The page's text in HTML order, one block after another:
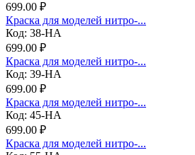
699.00 ₽
Краска для моделей нитро-...
Код: 38-НА
699.00 ₽
Краска для моделей нитро-...
Код: 39-НА
699.00 ₽
Краска для моделей нитро-...
Код: 45-НА
699.00 ₽
Краска для моделей нитро-...